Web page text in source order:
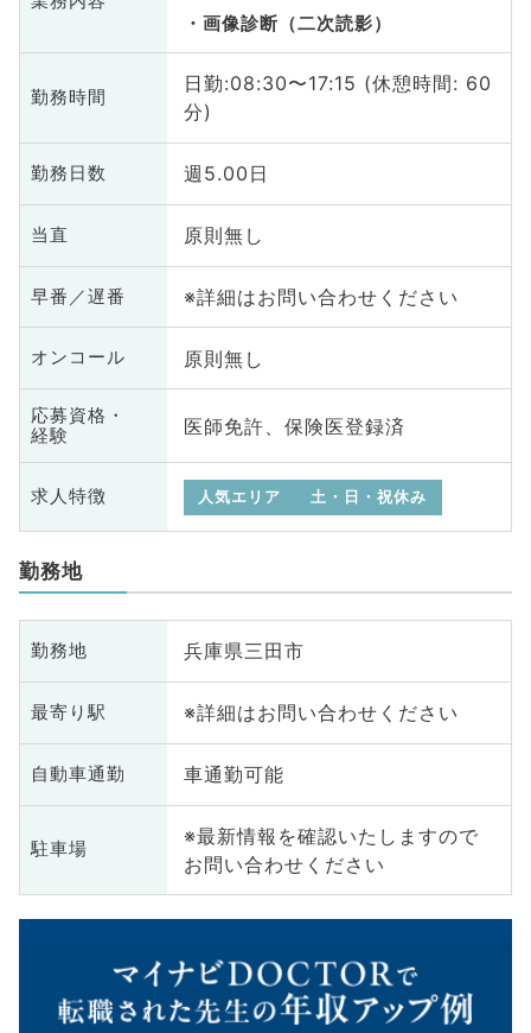
画像診断（二次読影）
勤務時間
日勤:08:30〜17:15 (休憩時間: 60
分)
勤務日数 週5.00日
当直 原則無し
早番／遅番 ※詳細はお問い合わせください
オンコール 原則無し
応募資格・
経験
医師免許、保険医登録済
求人特徴 人気エリア 土・日・祝休み
勤務地
勤務地 兵庫県三田市
最寄り駅 ※詳細はお問い合わせください
自動車通勤 車通勤可能
駐車場
※最新情報を確認いたしますので
お問い合わせください